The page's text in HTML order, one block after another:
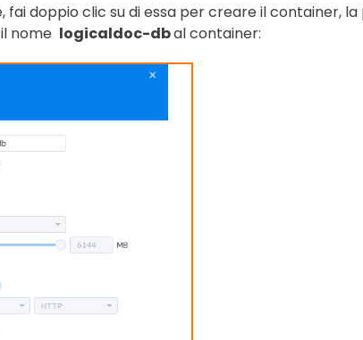
fai doppio clic su di essa per creare il container,
nome logicaldoc-dbal container: